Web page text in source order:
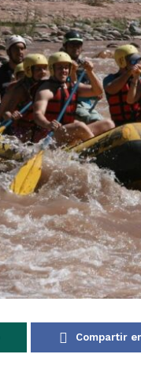
Compartir